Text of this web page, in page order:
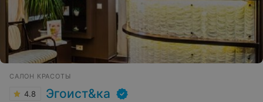
САЛОН КРАСОТЫ
4.8 Эгоист&ка